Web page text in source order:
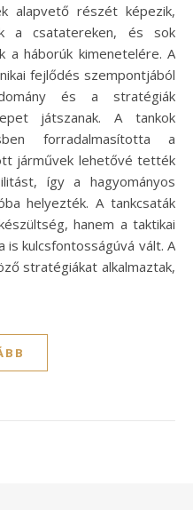
alapvető részét képezik,
a csatatereken, és sok
a háborúk kimenetelére. A
fejlődés szempontjából
és a stratégiák
játszanak. A tankok
forradalmasította a
járművek lehetővé tették
így a hagyományos
helyezték. A tankcsaták
hanem a taktikai
is kulcsfontosságúvá vált. A
stratégiákat alkalmaztak,